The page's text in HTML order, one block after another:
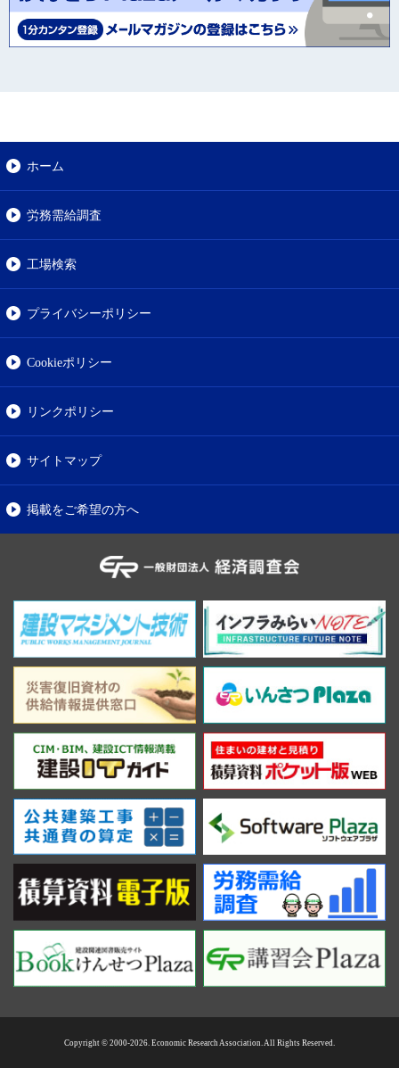
ホーム
労務需給調査
工場検索
プライバシーポリシー
Cookieポリシー
リンクポリシー
サイトマップ
掲載をご希望の方へ
Copyright © 2000-2026. Economic Research Association. All Rights Reserved.